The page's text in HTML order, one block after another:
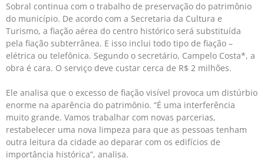
Sobral continua com o trabalho de preservação do patrimônio
do município. De acordo com a Secretaria da Cultura e
Turismo, a fiação aérea do centro histórico será substituída
pela fiação subterrânea. E isso inclui todo tipo de fiação –
elétrica ou telefônica. Segundo o secretário, Campelo Costa*, a
obra é cara. O serviço deve custar cerca de R$ 2 milhões.
Ele analisa que o excesso de fiação visível provoca um distúrbio
enorme na aparência do patrimônio. “É uma interferência
muito grande. Vamos trabalhar com novas parcerias,
restabelecer uma nova limpeza para que as pessoas tenham
outra leitura da cidade ao deparar com os edifícios de
importância histórica”, analisa.